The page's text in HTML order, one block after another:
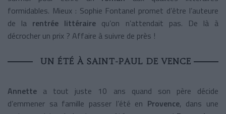
formidables. Mieux : Sophie Fontanel promet d’être l’auteure
de la rentrée littéraire qu’on n’attendait pas. De là à
décrocher un prix ? Affaire à suivre de près !
UN ÉTÉ À SAINT-PAUL DE VENCE
Annette a tout juste 10 ans quand son père décide
d’emmener sa famille passer l’été en Provence, dans une